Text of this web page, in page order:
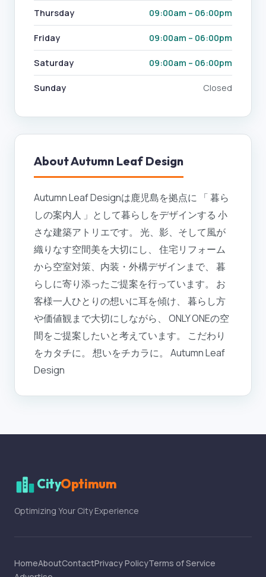
Thursday 09:00am – 06:00pm
Friday 09:00am – 06:00pm
Saturday 09:00am – 06:00pm
Sunday Closed
AboutAutumn Leaf Design
Autumn Leaf Designは鹿児島を拠点に 「 暮ら
しの案内人 」として暮らしをデザインする 小
さな建築アトリエです。 光、影、そして風が
織りなす空間美を大切にし、 住宅リフォーム
から空室対策、内装・外構デザインまで、 暮
らしに寄り添ったご提案を行っています。 お
客様一人ひとりの想いに耳を傾け、 暮らし方
や価値観まで大切にしながら、 ONLY ONEの空
間をご提案したいと考えています。 こだわり
をカタチに。 想いをチカラに。 Autumn Leaf
Design
CityOptimum
Optimizing Your City Experience
HomeAboutContactPrivacy PolicyTerms of Service